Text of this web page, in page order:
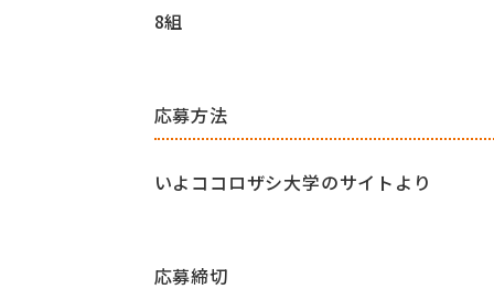
8組
応募方法
いよココロザシ大学のサイトより
応募締切